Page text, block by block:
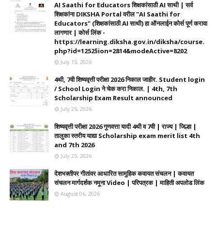
AI Saathi for Educators शिक्षकांसाठी AI साथी | सर्व
शिक्षकांना DIKSHA Portal वरील "AI Saathi for
Educators" (शिक्षकांसाठी AI साथी) हा ऑनलाईन कोर्स पूर्ण करावा
लागणार | कोर्स लिंक -
https://learning.diksha.gov.in/diksha/course.
php?id=1252§ion=2814&modeActive=8202
July 15, 2026
4थी, 7वी शिष्यवृत्ती परीक्षा 2026 निकाल जाहीर. Student login
/ School Login ने चेक करा निकाल. | 4th, 7th
Scholarship Exam Result announced
July 25, 2026
शिष्यवृत्ती परीक्षा 2026 गुणवत्ता यादी 4थी व 7वी | राज्य | जिल्हा |
तालुका स्तरीय याद्या Scholarship exam merit list 4th
and 7th 2026
July 25, 2026
देशभक्तीपर गीतांवर आधारित सामुहिक कवायत संचलन | कवायत
संचलन मार्गदर्शक नमूना Video | परिपत्रक | माहिती अपलोड लिंक
August 06, 2026